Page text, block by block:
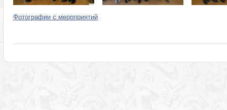
Фотографии с мероприятий